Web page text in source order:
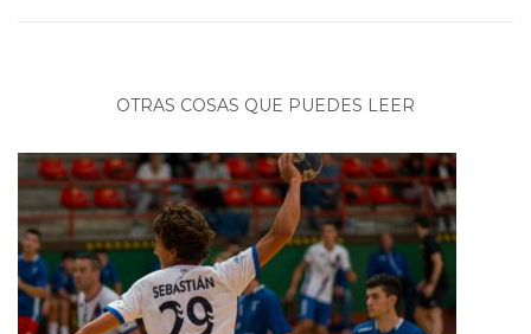
OTRAS COSAS QUE PUEDES LEER